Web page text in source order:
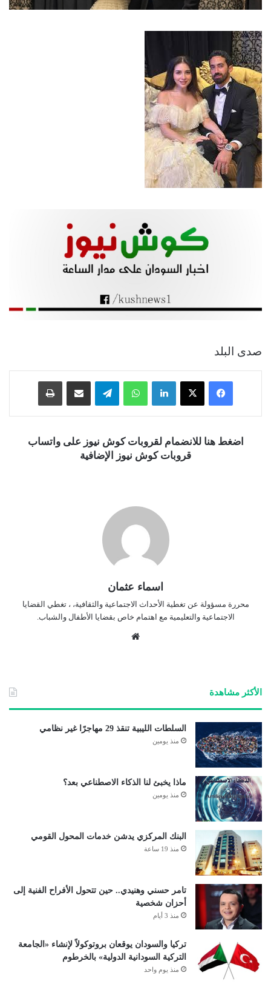
صدى البلد
فيسبوك ‫X لينكدإن واتساب تيلقرام
اضغط هنا للانضمام لقروبات كوش نيوز على واتساب
قروبات كوش نيوز الإضافية
اسماء عثمان
محررة مسؤولة عن تغطية الأحداث الاجتماعية والثقافية، ، تغطي القضايا
الاجتماعية والتعليمية مع اهتمام خاص بقضايا الأطفال والشباب.
الأكثر مشاهدة
السلطات الليبية تنقذ 29 مهاجرًا غير نظامي
منذ يومين
ماذا يخبئ لنا الذكاء الاصطناعي بعد؟
منذ يومين
البنك المركزي يدشن خدمات المحول القومي
منذ 19 ساعة
تامر حسني وهنيدي.. حين تتحول الأفراح الفنية إلى
أحزان شخصية
منذ 3 أيام
تركيا والسودان يوقعان بروتوكولاً لإنشاء «الجامعة
التركية السودانية الدولية» بالخرطوم
منذ يوم واحد